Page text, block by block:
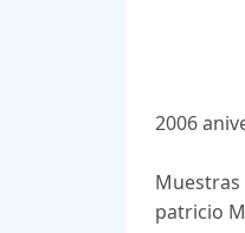
2006
patricio